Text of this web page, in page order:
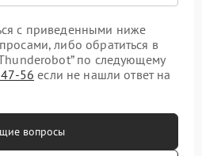
с приведенными ниже
либо обратиться в
по следующему
56 если не нашли ответ на
вопросы